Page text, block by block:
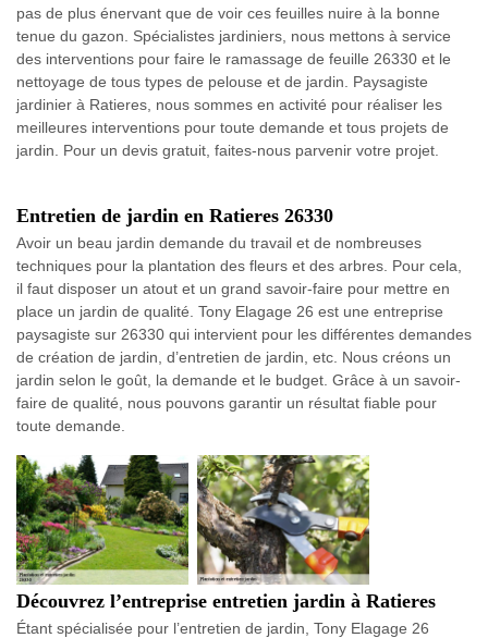
pas de plus énervant que de voir ces feuilles nuire à la bonne
tenue du gazon. Spécialistes jardiniers, nous mettons à service
des interventions pour faire le ramassage de feuille 26330 et le
nettoyage de tous types de pelouse et de jardin. Paysagiste
jardinier à Ratieres, nous sommes en activité pour réaliser les
meilleures interventions pour toute demande et tous projets de
jardin. Pour un devis gratuit, faites-nous parvenir votre projet.
Entretien de jardin en Ratieres 26330
Avoir un beau jardin demande du travail et de nombreuses
techniques pour la plantation des fleurs et des arbres. Pour cela,
il faut disposer un atout et un grand savoir-faire pour mettre en
place un jardin de qualité. Tony Elagage 26 est une entreprise
paysagiste sur 26330 qui intervient pour les différentes demandes
de création de jardin, d’entretien de jardin, etc. Nous créons un
jardin selon le goût, la demande et le budget. Grâce à un savoir-
faire de qualité, nous pouvons garantir un résultat fiable pour
toute demande.
Découvrez l’entreprise entretien jardin à Ratieres
Étant spécialisée pour l’entretien de jardin, Tony Elagage 26